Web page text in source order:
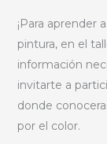
¡Para aprender
pintura, en el
información
invitarte a
donde
por el color.